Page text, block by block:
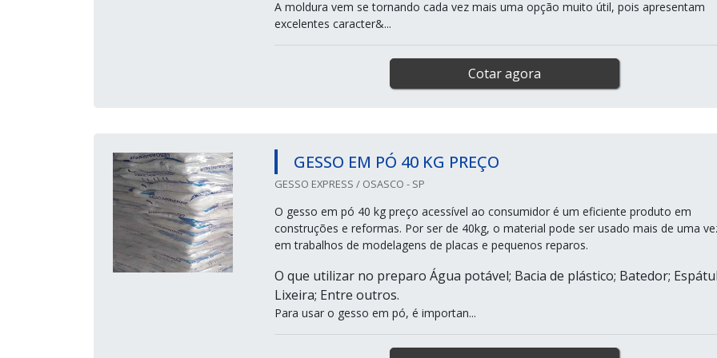
A moldura vem se tornando cada vez mais uma opção muito útil, pois apresentam
excelentes caracter&...
Cotar agora
GESSO EM PÓ 40 KG PREÇO
GESSO EXPRESS / OSASCO - SP
O gesso em pó 40 kg preço acessível ao consumidor é um eficiente produto em
construções e reformas. Por ser de 40kg, o material pode ser usado mais de uma
em trabalhos de modelagens de placas e pequenos reparos.
O que utilizar no preparo Água potável; Bacia de plástico; Batedor;
Lixeira; Entre outros.
Para usar o gesso em pó, é importan...